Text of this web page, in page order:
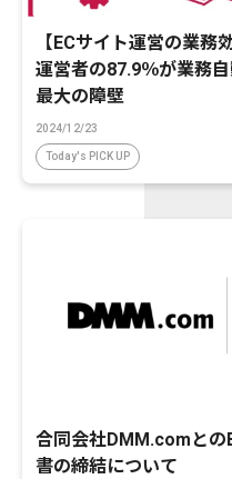
【ECサイト運営の業務
運営者の87.9％が業務
最大の障壁
2024/12/23
Today's PICK UP
合同会社DMM.comとの
書の締結について